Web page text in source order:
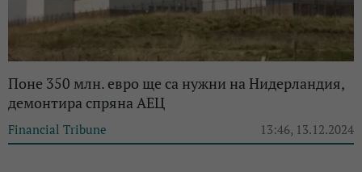
Поне 350 млн. евро ще са нужни на Нидерландия,
демонтира спряна АЕЦ
Financial Tribune 13:46, 13.12.2024